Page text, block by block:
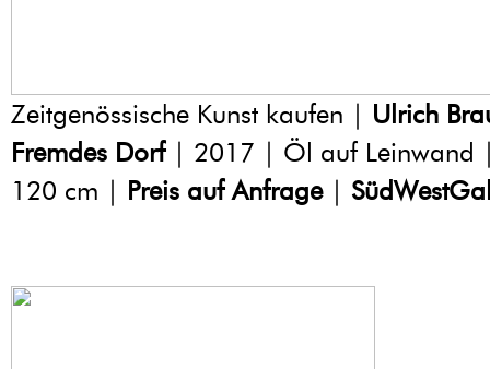
Zeitgenössische Kunst kaufen | Ulrich
Fremdes Dorf| 2017 | Öl auf Leinwand
120 cm | Preis auf Anfrage|